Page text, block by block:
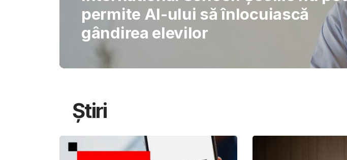
Oana Gheorghiu: Curajul de a lupta
pentru schimbare
Știri